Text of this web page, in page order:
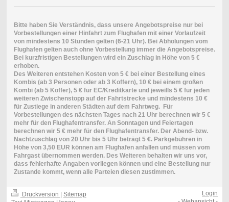
Bitte haben Sie Verständnis, dass unsere Angebotspreise nur bei
Vorbestellungen einer Hinfahrt zum Flughafen mit einer Vorlaufzeit
von mindestens 10 Stunden gelten (6-21 Uhr). Bei Abholungen vom
Flughafen gelten auch ohne Vorbestellung immer die Angebotspreise.
Bei kurzfristigen Bestellungen wird ein Zuschlag in Höhe von 5 €
erhoben.
Des Weiteren entstehen Kosten von 5 € bei einer Bestellung eines
Kombis (ab 3 Personen oder ab 3 Koffern), 10 € bei einem großen
Kombi (ab 5 Koffer), 5 € für EC/Kreditkarte und jeweills 5 € für jeden
weiteren Zwischenstopp auf der Fahrtstrecke und mindestens 10 €
für Zustiege in anderen Städten auf dem Fahrtweg.Für
Vorbestellungen des nächsten Tages nach 21 Uhr berechnen wir 5 €
mehr für den Flughafentransfer. An Sonntagen und Feiertagen
berechnen wir 5 € mehr für den Flughafentransfer. Der Abend- bzw.
Nachtzuschlag von 20 Uhr bis 5 Uhr beträgt 5 €. Parkgebühren in
Höhe von 3,50 EUR können am Flughafen anfallen und müssen vom
Fahrgast übernommen werden. Des Weiteren behalten wir uns vor,
dass fehlerhafte Angaben vorliegen können und eine Bestellung nur
Zustande kommt, wenn alle Parteien diesen zustimmen.
Druckversion | Sitemap
Login